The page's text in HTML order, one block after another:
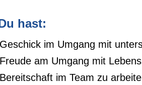
hast:
Geschick im Umgang mit
Freude am Umgang mit
Bereitschaft im Team zu